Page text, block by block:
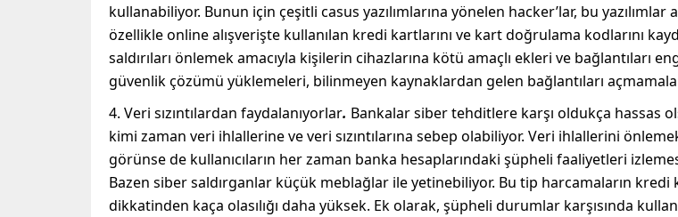
kullanabiliyor. Bunun için çeşitli casus yazılımlarına yönelen hacker’lar, bu yazılımlar
özellikle online alışverişte kullanılan kredi kartlarını ve kart doğrulama kodlarını
saldırıları önlemek amacıyla kişilerin cihazlarına kötü amaçlı ekleri ve bağlantıları
güvenlik çözümü yüklemeleri, bilinmeyen kaynaklardan gelen bağlantıları
4. Veri sızıntılardan faydalanıyorlar. Bankalar siber tehditlere karşı oldukça hassas
kimi zaman veri ihlallerine ve veri sızıntılarına sebep olabiliyor. Veri ihlallerini
görünse de kullanıcıların her zaman banka hesaplarındaki şüpheli faaliyetleri
Bazen siber saldırganlar küçük meblağlar ile yetinebiliyor. Bu tip harcamaların kredi
dikkatinden kaça olasılığı daha yüksek. Ek olarak, şüpheli durumlar karşısında